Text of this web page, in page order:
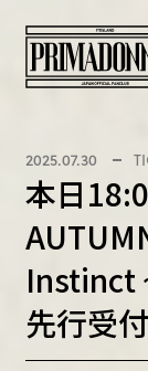
2025.07.30
本日
Instinct
先行受